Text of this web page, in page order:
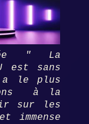
" La
est sans
a le plus
à la
sur les
immense